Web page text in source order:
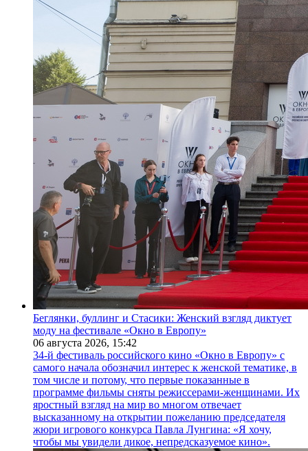
Беглянки, буллинг и Стасики: Женский взгляд диктует
моду на фестивале «Окно в Европу»
06 августа 2026, 15:42
34-й фестиваль российского кино «Окно в Европу» с
самого начала обозначил интерес к женской тематике, в
том числе и потому, что первые показанные в
программе фильмы сняты режиссерами-женщинами. Их
яростный взгляд на мир во многом отвечает
высказанному на открытии пожеланию председателя
жюри игрового конкурса Павла Лунгина: «Я хочу,
чтобы мы увидели дикое, непредсказуемое кино».